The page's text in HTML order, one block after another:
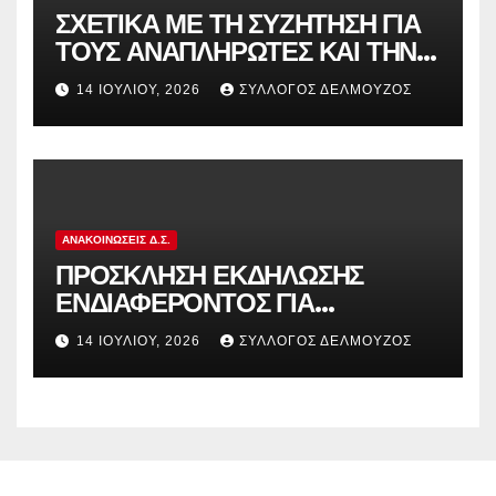
ΣΧΕΤΙΚΑ ΜΕ ΤΗ ΣΥΖΗΤΗΣΗ ΓΙΑ
ΤΟΥΣ ΑΝΑΠΛΗΡΩΤΕΣ ΚΑΙ ΤΗΝ
ΠΑΡΑΠΟΜΠΗ ΤΗΣ ΕΛΛΑΔΑΣ
ΣΤΟ ΕΥΡΩΠΑΪΚΟ ΔΙΚΑΣΤΗΡΙΟ
14 ΙΟΥΛΊΟΥ, 2026 ΣΎΛΛΟΓΟΣ ΔΕΛΜΟΎΖΟΣ
ΑΝΑΚΟΙΝΏΣΕΙΣ Δ.Σ.
ΠΡΟΣΚΛΗΣΗ ΕΚΔΗΛΩΣΗΣ
ΕΝΔΙΑΦΕΡΟΝΤΟΣ ΓΙΑ
ΚΑΤΑΣΚΗΝΩΣΕΙΣ ΔΟΕ
14 ΙΟΥΛΊΟΥ, 2026 ΣΎΛΛΟΓΟΣ ΔΕΛΜΟΎΖΟΣ